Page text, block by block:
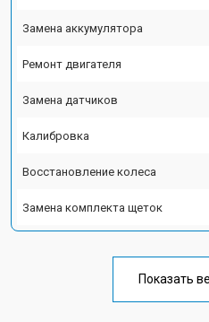
Замена аккумулятора
Ремонт двигателя
Замена датчиков
Калибровка
Восстановление колеса
Замена комплекта щеток
Показать